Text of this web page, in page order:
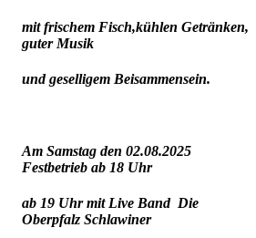
mit frischem Fisch,kühlen Getränken,
guter Musik
und geselligem Beisammensein.
Am Samstag den 02.08.2025
Festbetrieb ab 18 Uhr
ab 19 Uhr mit Live Band Die
Oberpfalz Schlawiner